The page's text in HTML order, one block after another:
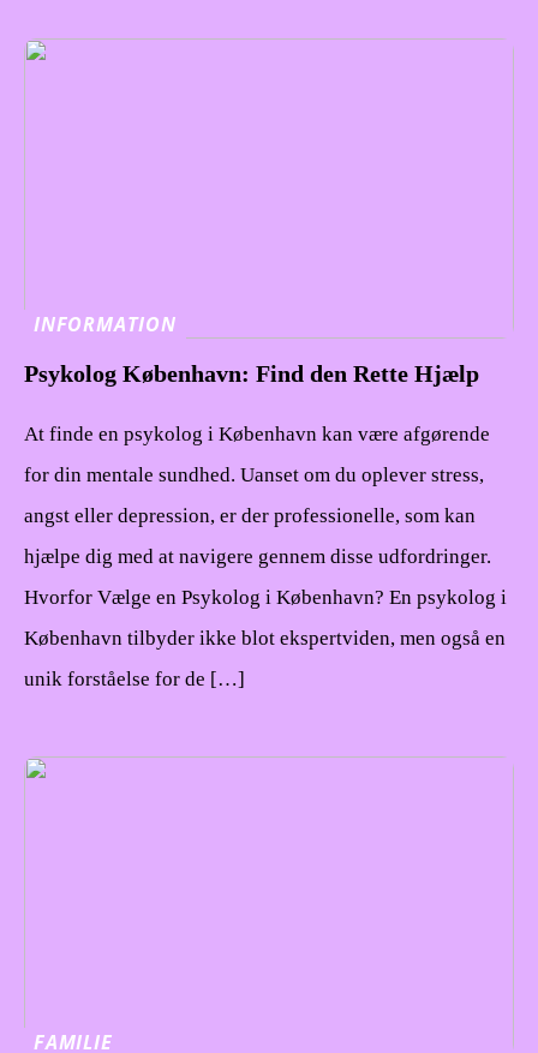
INFORMATION
Psykolog København: Find den Rette Hjælp
At finde en psykolog i København kan være afgørende
for din mentale sundhed. Uanset om du oplever stress,
angst eller depression, er der professionelle, som kan
hjælpe dig med at navigere gennem disse udfordringer.
Hvorfor Vælge en Psykolog i København? En psykolog i
København tilbyder ikke blot ekspertviden, men også en
unik forståelse for de […]
FAMILIE